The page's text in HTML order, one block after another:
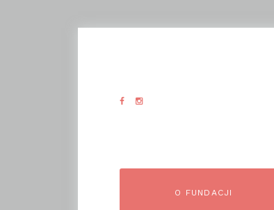
O FUNDACJI